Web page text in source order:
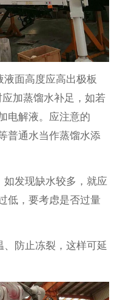
液面高度应高出极板
加蒸馏水补足，如若
电解液。应注意的
普通水当作蒸馏水添
发现缺水较多，就应
低，要考虑是否过量
、防止冻裂，这样可延